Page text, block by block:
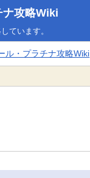
ナ攻略Wiki
ています。
ル・プラチナ攻略Wiki